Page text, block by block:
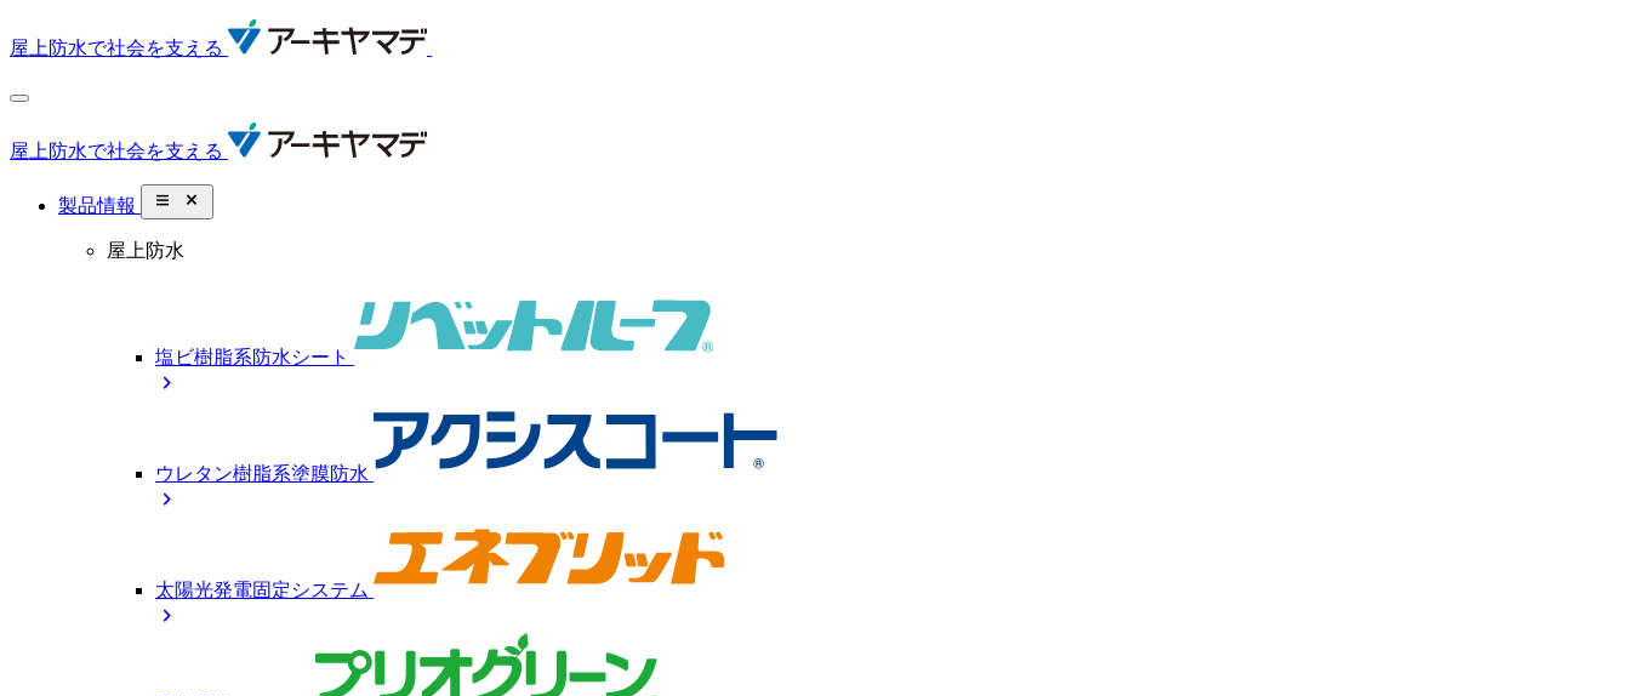
屋上防水で社会を支える
屋上防水で社会を支える
製品情報 close_small
屋上防水
塩ビ樹脂系防水シート
chevron_right
ウレタン樹脂系塗膜防水
chevron_right
太陽光発電固定システム
chevron_right